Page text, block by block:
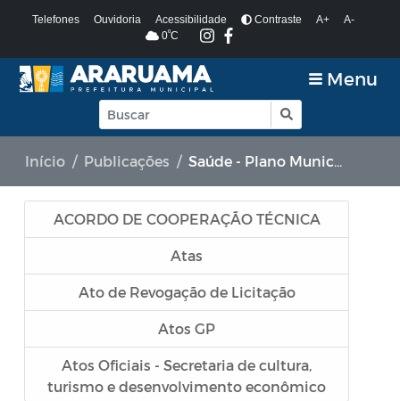
Telefones Ouvidoria Acessibilidade Contraste A+
A-
0ºC
Menu
Início Publicações Saúde - Plano Municipal de Saúde
ACORDO DE COOPERAÇÃO TÉCNICA
Atas
Ato de Revogação de Licitação
Atos GP
Atos Oficiais - Secretaria de cultura,
turismo e desenvolvimento econômico